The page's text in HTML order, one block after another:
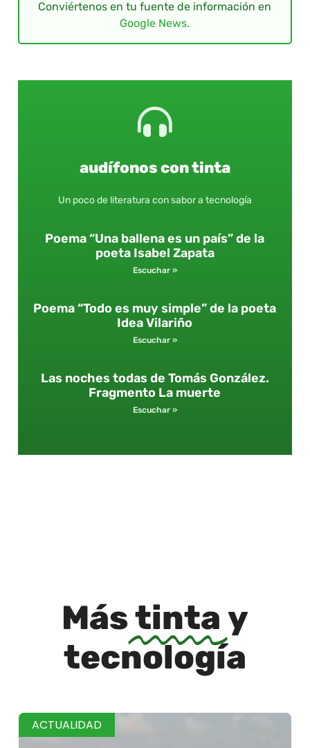
Conviértenos en tu fuente de información en
Google News.
audífonos con tinta
Un poco de literatura con sabor a tecnología
Poema “Una ballena es un país” de la
poeta Isabel Zapata
Escuchar »
Poema “Todo es muy simple” de la poeta
Idea Vilariño
Escuchar »
Las noches todas de Tomás González.
Fragmento La muerte
Escuchar »
Mástinta y
tecnología
ACTUALIDAD